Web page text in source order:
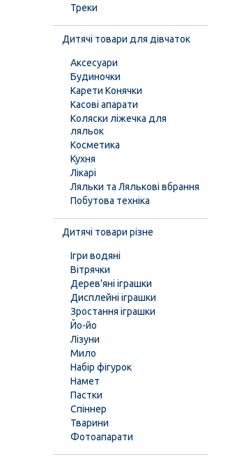
Треки
Дитячі товари для дівчаток
Аксесуари
Будиночки
Карети Конячки
Касові апарати
Коляски ліжечка для
ляльок
Косметика
Кухня
Лікарі
Ляльки та Лялькові вбрання
Побутова техніка
Дитячі товари різне
Ігри водяні
Вітрячки
Дерев'яні іграшки
Дисплейні іграшки
Зростання іграшки
Йо-йо
Лізуни
Мило
Набір фігурок
Намет
Пастки
Спіннер
Тварини
Фотоапарати